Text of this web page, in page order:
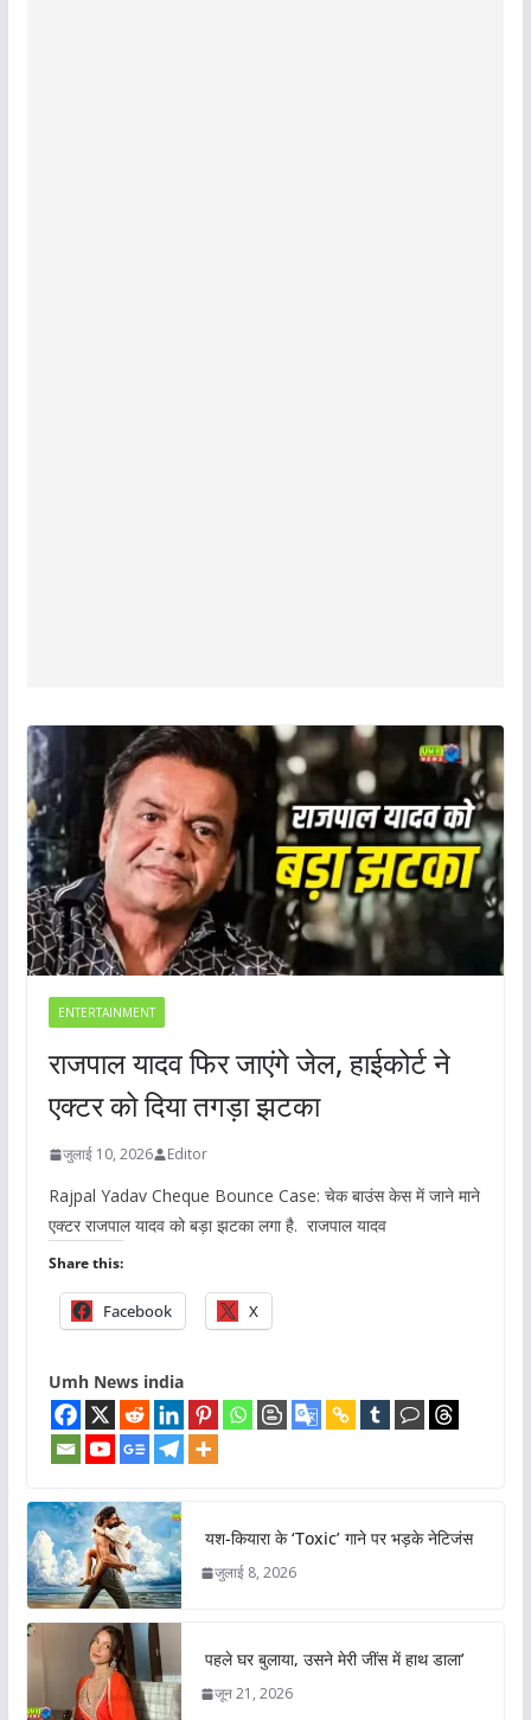
ENTERTAINMENT
राजपाल यादव फिर जाएंगे जेल, हाईकोर्ट ने
एक्टर को दिया तगड़ा झटका
जुलाई 10, 2026 Editor
Rajpal Yadav Cheque Bounce Case: चेक बाउंस केस में जाने माने
एक्टर राजपाल यादव को बड़ा झटका लगा है. राजपाल यादव
Share this:
Facebook X
Umh News india
यश-कियारा के ‘Toxic’ गाने पर भड़के नेटिजंस
जुलाई 8, 2026
पहले घर बुलाया, उसने मेरी जींस में हाथ डाला’
जून 21, 2026